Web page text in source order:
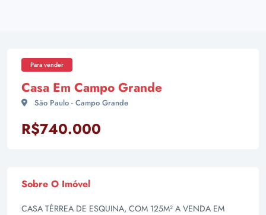
Para vender
Casa Em Campo Grande
São Paulo - Campo Grande
R$740.000
Sobre O Imóvel
CASA TÉRREA DE ESQUINA, COM 125M² A VENDA EM